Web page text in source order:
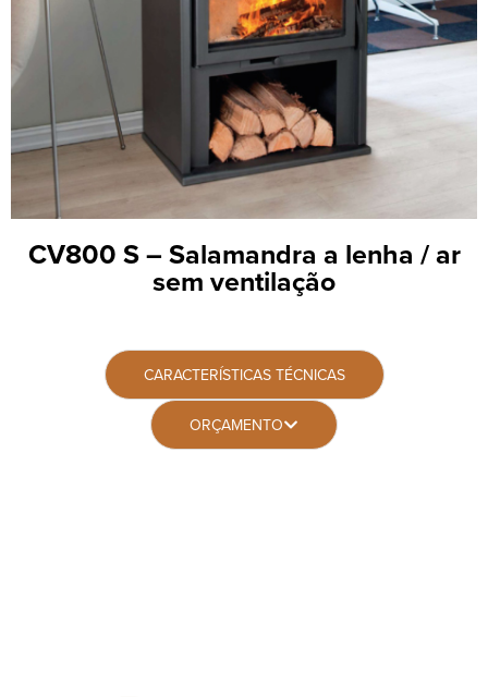
CV800 S – Salamandra a lenha / ar
sem ventilação
CARACTERÍSTICAS TÉCNICAS
ORÇAMENTO